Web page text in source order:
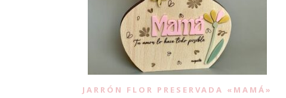
JARRÓN FLOR PRESERVADA «MAMÁ»